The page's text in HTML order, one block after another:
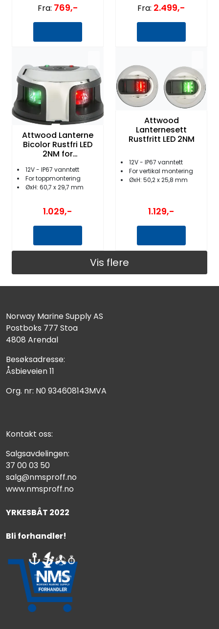
Fra: 769,- Fra: 2.499,-
Attwood Lanterne
Bicolor Rustfri LED
2NM for
12V - IP67 vanntett
For toppmontering
ØxH: 60,7 x 29,7 mm
1.029,-
Attwood
Lanternesett
Rustfritt LED 2NM
12V - IP67 vanntett
For vertikal montering
ØxH: 50,2 x 25,8 mm
1.129,-
Vis flere
Norway Marine Supply AS
Postboks 777 Stoa
4808 Arendal
Besøksadresse:
Åsbieveien 11
Org. nr: N0 934608143MVA
Kontakt oss:
Salgsavdelingen:
37 00 03 50
salg@nmsproff.no
www.nmsproff.no
YRKESBÅT 2022
Bli forhandler!